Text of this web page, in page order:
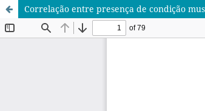
Correlação entre presença de condição